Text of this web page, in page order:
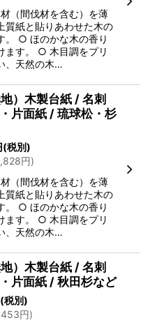
（間伐材を含む）を薄
質紙と貼りあわせた木の
。 ○ ほのかな木の香り
ます。 ○ 木目調をプリ
、天然の木…
）木製台紙 / 名刺
片面紙 / 琉球松・杉
(税別)
円)
（間伐材を含む）を薄
質紙と貼りあわせた木の
。 ○ ほのかな木の香り
ます。 ○ 木目調をプリ
、天然の木…
）木製台紙 / 名刺
片面紙 / 秋田杉など
(税別)
円)